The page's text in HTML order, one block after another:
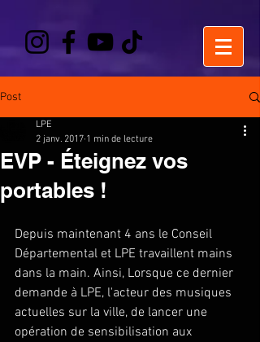
Post
EVP - Éteignez vos
portables !
LPE
2 janv. 2017 1 min de lecture
Depuis maintenant 4 ans le Conseil
Départemental et LPE travaillent mains
dans la main. Ainsi, Lorsque ce dernier
demande à LPE, l'acteur des musiques
actuelles sur la ville, de lancer une
opération de sensibilisation aux